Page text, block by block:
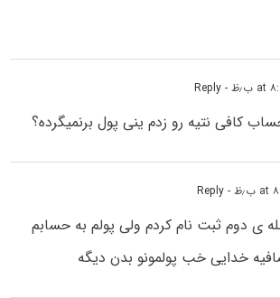
- Reply
کافی نتیه رو زدم ینی پول برنمیگرده؟
- Reply
ی دوم ثبت نام کردم ولی پولم به حسابم
خدایی خب پولمونو بدن دیگه